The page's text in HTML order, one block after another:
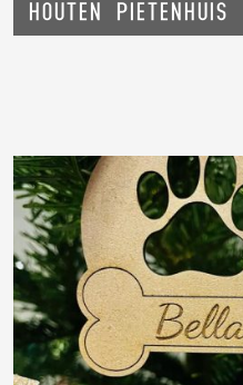
Houten Pietenhuis